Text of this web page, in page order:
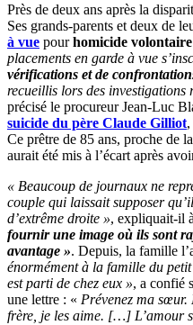
Près de deux ans après la
Ses grands-parents et deux de
à vue pourhomicide
placements en garde à vue
vérifications et de
recueillis lors des investigations
précisé le procureur Jean-Luc
suicide du père Claude Gilliot
Ce prêtre de 85 ans, proche de
aurait été mis à l’écart après
« Beaucoup de journaux ne
couple qui laissait supposer
d’extrême droite », expliquait-il à
fournir une image où ils sont
avantage ». Depuis, la famille
énormément à la famille du
est parti de chez eux », a confié
une lettre : « Prévenez ma
frère, je les aime. […] L’amour